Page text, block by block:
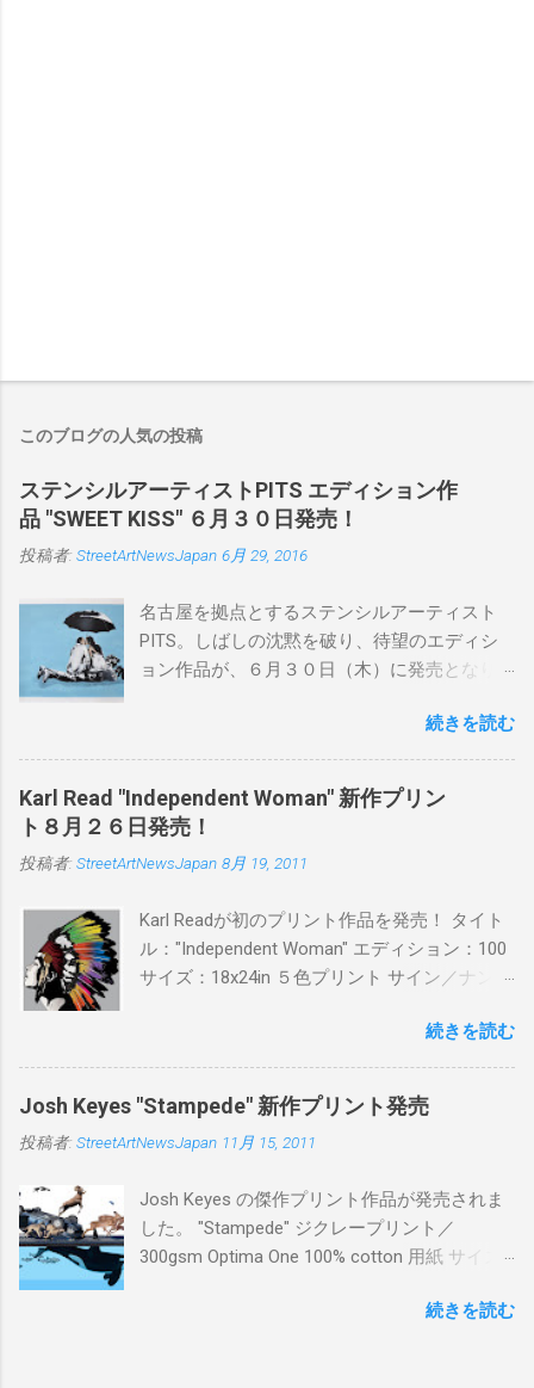
このブログの人気の投稿
ステンシルアーティストPITS エディション作
品 "SWEET KISS" ６月３０日発売！
投稿者: StreetArtNewsJapan 6月 29, 2016
名古屋を拠点とするステンシルアーティスト
PITS。しばしの沈黙を破り、待望のエディシ
ョン作品が、６月３０日（木）に発売となり
品に落とし込むスタイルは今作でも健在。(
PITSの過去記事はこちらから ) 発売日：6月30
日(木)19時 タイトル：SWEET KISS カラー：
BLUE/MINT GREEN/PINK/YELLOW エディショ
ン：各色５ サイズ：800mm × 550mm 価格：
¥16,000(¥17,280) 購入は、 こちら から
続きを読む
Karl Read "Independent Woman" 新作プリン
ト８月２６日発売！
投稿者: StreetArtNewsJapan 8月 19, 2011
Karl Readが初のプリント作品を発売！ タイト
ル："Independent Woman" エディション：100
サイズ：18x24in ５色プリント サイン／ナンバ
ドフィニッシュバージョン（エディション：
25）$125 購入は８月２６日に こちら から
続きを読む
Josh Keyes "Stampede" 新作プリント発売
投稿者: StreetArtNewsJapan 11月 15, 2011
Josh Keyes の傑作プリント作品が発売されま
した。 "Stampede" ジクレープリント／
300gsm Optima One 100% cotton 用紙 サイズ:
ィション：350 価格: $350 + 送料 購入は こち
続きを読む